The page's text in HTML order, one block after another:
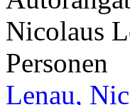
Nicolaus
Personen
Lenau,